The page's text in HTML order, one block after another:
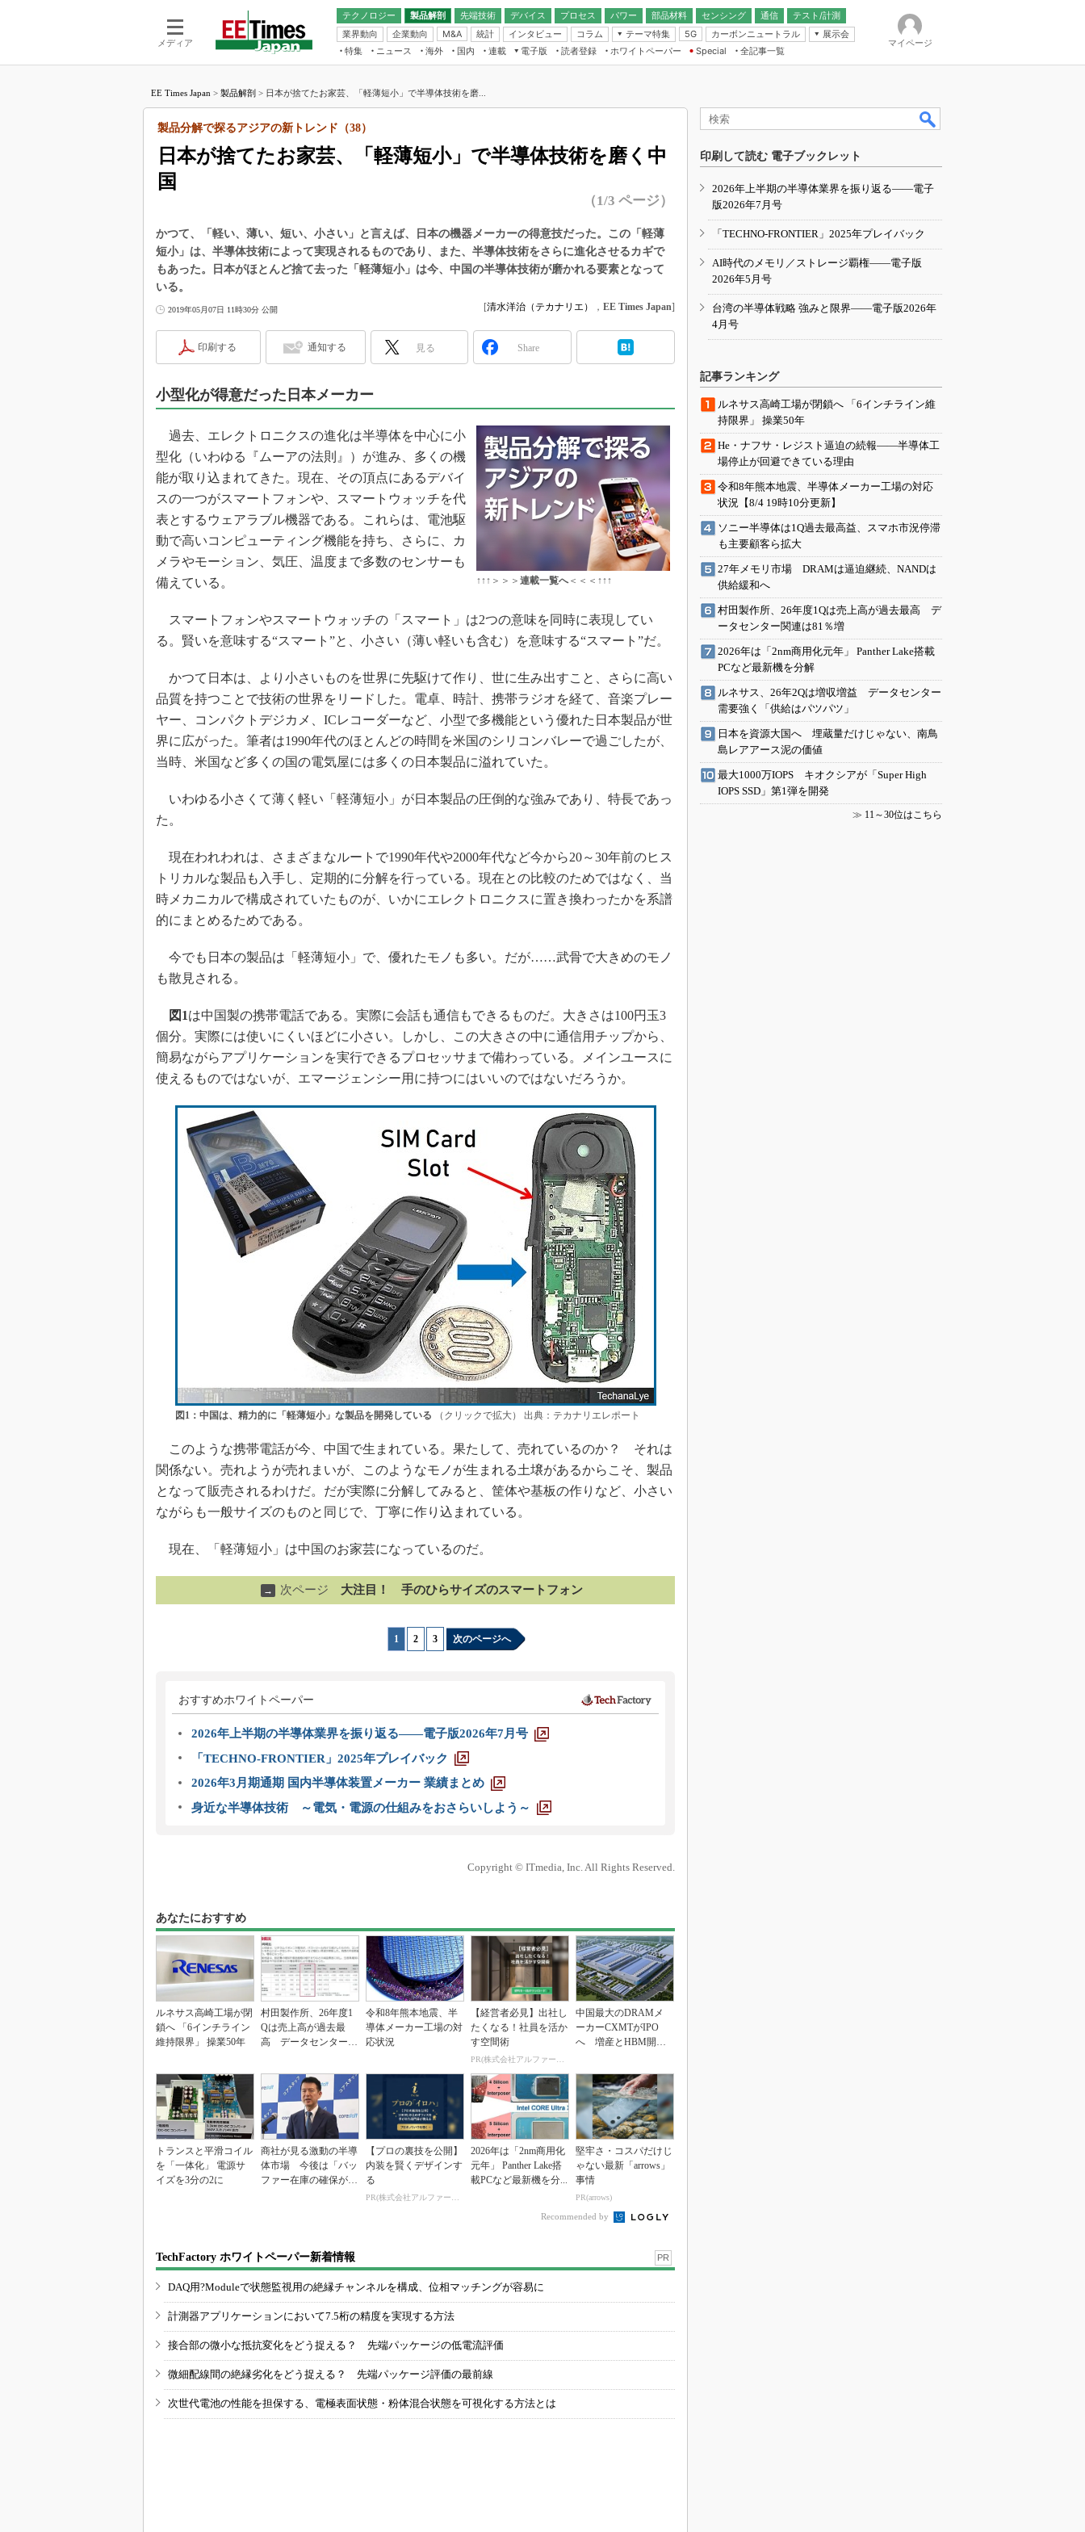
メディア
テクノロジー 製品解剖
先端技術
電池／エネルギー
デバイス
アナログ
マイコン
FPGA
プロセス パワー 部品材料 センシング
通信
無線
テスト/計測
業界動向
企業動向 M&A 統計 インタビュー コラム
テーマ特集
フィジカルAI
読者調査（EE Times Research）
電源設計（EDN Japan）
エレクトロニクス入門（EDN
Japan）
5G カーボンニュートラル
展示会
IoT・エッジコンピューティング
EXPO
TECHNO-FRONTIER
人とくるま展
特集 ニュース 海外 国内
連載
福田昭のデバイス通信
大山聡の業界スコープ
世界を「数字」で回してみよう
踊るバズワード ～Behind the
製品分解で探るアジアの新トレンド
光伝送技術を知る
“異端児エンジニア”が仕掛けた社内
改革、執念の180日
イノベーションは日本を救うのか
JASA発IoT通信
IHSアナリスト「未来展望」
「英語に愛されないエンジニア」の
ための新行動論
電子版
電子ブックレット
読者登録 ホワイトペーパー
Special
全記事一覧
マイページ
EE Times Japan > 製品解剖 > 日本が捨てたお家芸、「軽薄短小」で半導体技術を磨...
日本が捨てたお家芸、「軽薄短小」で半導体技術を磨く中
国
製品分解で探るアジアの新トレンド（38）
（1/3 ページ）
かつて、「軽い、薄い、短い、小さい」と言えば、日本の機器メーカーの得意技だった。この「軽薄
短小」は、半導体技術によって実現されるものであり、また、半導体技術をさらに進化させるカギで
もあった。日本がほとんど捨て去った「軽薄短小」は今、中国の半導体技術が磨かれる要素となって
いる。
2019年05月07日 11時30分 公開 [清水洋治（テカナリエ） ， EE Times Japan]
印刷する 通知する 見る Share
小型化が得意だった日本メーカー
↑↑↑＞＞＞ 連載一覧へ＜＜＜↑↑↑
過去、エレクトロニクスの進化は半導体を中心に小
型化（いわゆる『ムーアの法則』）が進み、多くの機
能が取り込まれてきた。現在、その頂点にあるデバイ
スの一つがスマートフォンや、スマートウォッチを代
表とするウェアラブル機器である。これらは、電池駆
動で高いコンピューティング機能を持ち、さらに、カ
メラやモーション、気圧、温度まで多数のセンサーも
備えている。
スマートフォンやスマートウォッチの「スマート」は2つの意味を同時に表現してい
る。賢いを意味する“スマート”と、小さい（薄い軽いも含む）を意味する“スマート”だ。
かつて日本は、より小さいものを世界に先駆けて作り、世に生み出すこと、さらに高い
品質を持つことで技術の世界をリードした。電卓、時計、携帯ラジオを経て、音楽プレー
ヤー、コンパクトデジカメ、ICレコーダーなど、小型で多機能という優れた日本製品が世
界に広がった。筆者は1990年代のほとんどの時間を米国のシリコンバレーで過ごしたが、
当時、米国など多くの国の電気屋には多くの日本製品に溢れていた。
いわゆる小さくて薄く軽い「軽薄短小」が日本製品の圧倒的な強みであり、特長であっ
た。
現在われわれは、さまざまなルートで1990年代や2000年代など今から20～30年前のヒス
トリカルな製品も入手し、定期的に分解を行っている。現在との比較のためではなく、当
時メカニカルで構成されていたものが、いかにエレクトロニクスに置き換わったかを系譜
的にまとめるためである。
今でも日本の製品は「軽薄短小」で、優れたモノも多い。だが……武骨で大きめのモノ
も散見される。
図1は中国製の携帯電話である。実際に会話も通信もできるものだ。大きさは100円玉3
個分。実際には使いにくいほどに小さい。しかし、この大きさの中に通信用チップから、
簡易ながらアプリケーションを実行できるプロセッサまで備わっている。メインユースに
使えるものではないが、エマージェンシー用に持つにはいいのではないだろうか。
図1：中国は、精力的に「軽薄短小」な製品を開発している （クリックで拡大） 出典：テカナリエレポート
このような携帯電話が今、中国で生まれている。果たして、売れているのか？ それは
関係ない。売れようが売れまいが、このようなモノが生まれる土壌があるからこそ、製品
となって販売されるわけだ。だが実際に分解してみると、筐体や基板の作りなど、小さい
ながらも一般サイズのものと同じで、丁寧に作り込まれている。
現在、「軽薄短小」は中国のお家芸になっているのだ。
→ 次ページ 大注目！ 手のひらサイズのスマートフォン
1 2 3 次のページへ
おすすめホワイトペーパー
2026年上半期の半導体業界を振り返る――電子版2026年7月号
「TECHNO-FRONTIER」2025年プレイバック
2026年3月期通期 国内半導体装置メーカー 業績まとめ
身近な半導体技術 ～電気・電源の仕組みをおさらいしよう～
Copyright © ITmedia, Inc. All Rights Reserved.
あなたにおすすめ
ルネサス高崎工場が閉
鎖へ 「6インチライン
維持限界」 操業50年
村田製作所、26年度1
Qは売上高が過去最
高 データセンター関
令和8年熊本地震、半
導体メーカー工場の対
応状況
【経営者必見】出社し
たくなる！社員を活か
す空間術
PR(株式会社アルファーテクノ)
中国最大のDRAMメ
ーカーCXMTがIPO
へ 増産とHBM開発
トランスと平滑コイル
を「一体化」 電源サ
イズを3分の2に
商社が見る激動の半導
体市場 今後は「バッ
ファー在庫の確保が重
【プロの裏技を公開】
内装を賢くデザインす
る
PR(株式会社アルファーテクノ)
2026年は「2nm商用化
元年」 Panther Lake搭
載PCなど最新機を分...
堅牢さ・コスパだけじ
ゃない最新「arrows」
事情
PR(arrows)
Recommended by
TechFactory ホワイトペーパー新着情報 PR
DAQ用?Moduleで状態監視用の絶縁チャンネルを構成、位相マッチングが容易に
計測器アプリケーションにおいて7.5桁の精度を実現する方法
接合部の微小な抵抗変化をどう捉える？ 先端パッケージの低電流評価
微細配線間の絶縁劣化をどう捉える？ 先端パッケージ評価の最前線
次世代電池の性能を担保する、電極表面状態・粉体混合状態を可視化する方法とは
印刷して読む 電子ブックレット
2026年上半期の半導体業界を振り返る――電子
版2026年7月号
「TECHNO-FRONTIER」2025年プレイバック
AI時代のメモリ／ストレージ覇権――電子版
2026年5月号
台湾の半導体戦略 強みと限界――電子版2026年
4月号
記事ランキング
ルネサス高崎工場が閉鎖へ 「6インチライン維
持限界」 操業50年
He・ナフサ・レジスト逼迫の続報――半導体工
場停止が回避できている理由
令和8年熊本地震、半導体メーカー工場の対応
状況【8/4 19時10分更新】
ソニー半導体は1Q過去最高益、スマホ市況停滞
も主要顧客ら拡大
27年メモリ市場 DRAMは逼迫継続、NANDは
供給緩和へ
村田製作所、26年度1Qは売上高が過去最高 デ
ータセンター関連は81％増
2026年は「2nm商用化元年」 Panther Lake搭載
PCなど最新機を分解
ルネサス、26年2Qは増収増益 データセンター
需要強く「供給はパツパツ」
日本を資源大国へ 埋蔵量だけじゃない、南鳥
島レアアース泥の価値
最大1000万IOPS キオクシアが「Super High
IOPS SSD」第1弾を開発
≫ 11～30位はこちら